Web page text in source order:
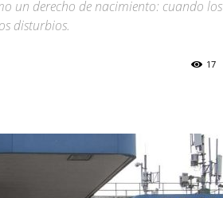
un derecho de nacimiento: cuando los
disturbios.
17